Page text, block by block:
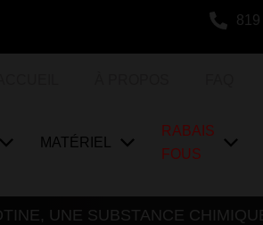
MATÉRIEL
RABAIS
FOUS
UNE SUBSTANCE